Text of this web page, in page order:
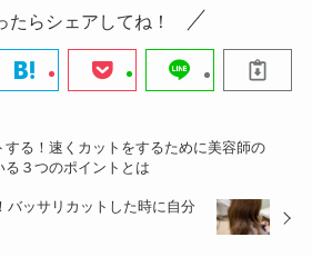
たらシェアしてね！
する！速くカットをするために美容師の
る３つのポイントとは
バッサリカットした時に自分